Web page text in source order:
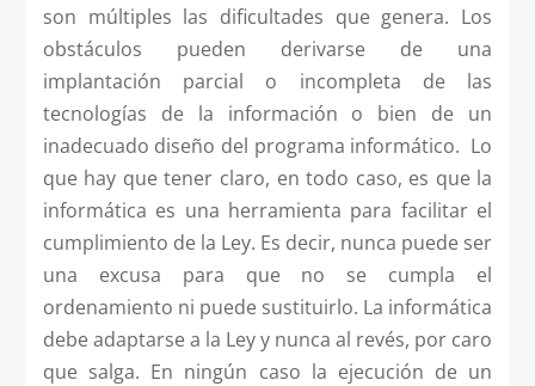
son múltiples las dificultades que genera. Los
obstáculos pueden derivarse de una
implantación parcial o incompleta de las
tecnologías de la información o bien de un
inadecuado diseño del programa informático. Lo
que hay que tener claro, en todo caso, es que la
informática es una herramienta para facilitar el
cumplimiento de la Ley. Es decir, nunca puede ser
una excusa para que no se cumpla el
ordenamiento ni puede sustituirlo. La informática
debe adaptarse a la Ley y nunca al revés, por caro
que salga. En ningún caso la ejecución de un